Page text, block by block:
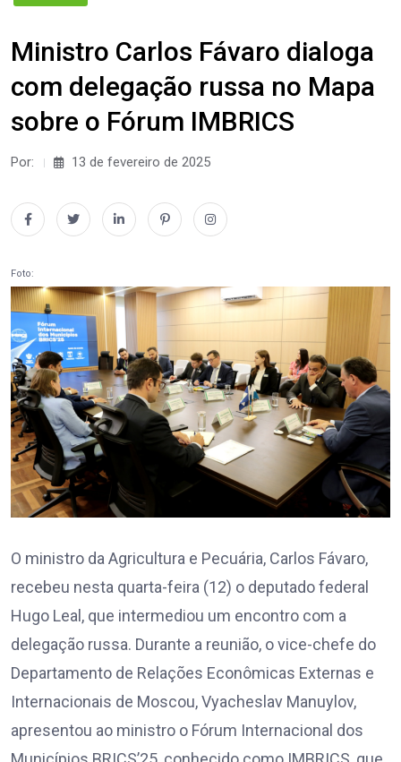
Ministro Carlos Fávaro dialoga
com delegação russa no Mapa
sobre o Fórum IMBRICS
Por: 13 de fevereiro de 2025
Foto:
O ministro da Agricultura e Pecuária, Carlos Fávaro,
recebeu nesta quarta-feira (12) o deputado federal
Hugo Leal, que intermediou um encontro com a
delegação russa. Durante a reunião, o vice-chefe do
Departamento de Relações Econômicas Externas e
Internacionais de Moscou, Vyacheslav Manuylov,
apresentou ao ministro o Fórum Internacional dos